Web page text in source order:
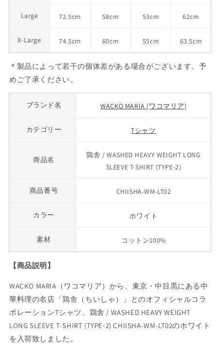
Large 72.5cm 58cm 53cm 62cm
X-Large 74.5cm 60cm 55cm 63.5cm
＊製品によって若干の個体差がある場合がございます。予
めご了承ください。
ブランド名 WACKO MARIA (ワコマリア)
カテゴリー Tシャツ
商品名
鶏舎 / WASHED HEAVY WEIGHT LONG
SLEEVE T-SHIRT (TYPE-2)
商品番号 CHIISHA-WM-LT02
カラー ホワイト
素材 コットン100%
【商品説明】
WACKO MARIA（ワコマリア）から、東京・中目黒にある中
華料理の名店「鶏舎（ちいしゃ）」とのオフィシャルコラ
ボレーションTシャツ、鶏舎 / WASHED HEAVY WEIGHT
LONG SLEEVE T-SHIRT (TYPE-2) CHIISHA-WM-LT02のホワイト
を入荷致しました。